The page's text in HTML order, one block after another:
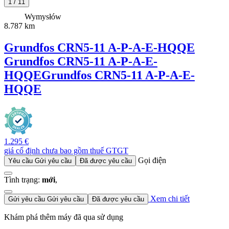
1 / 11
Wymysłów
8.787 km
Grundfos CRN5-11 A-P-A-E-HQQE
Grundfos CRN5-11 A-P-A-E-
HQQEGrundfos CRN5-11 A-P-A-E-
HQQE
1.295 €
giá cố định chưa bao gồm thuế GTGT
Yêu cầu Gửi yêu cầu Đã được yêu cầu Gọi điện
Tình trạng: mới,
Gửi yêu cầu Gửi yêu cầu Đã được yêu cầu Xem chi tiết
Khám phá thêm máy đã qua sử dụng